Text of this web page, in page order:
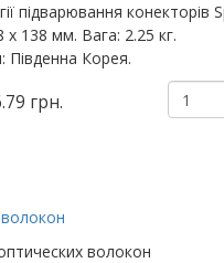
підварювання конекторів
х 138 мм. Вага: 2.25 кг.
Південна Корея.
грн.
волокон